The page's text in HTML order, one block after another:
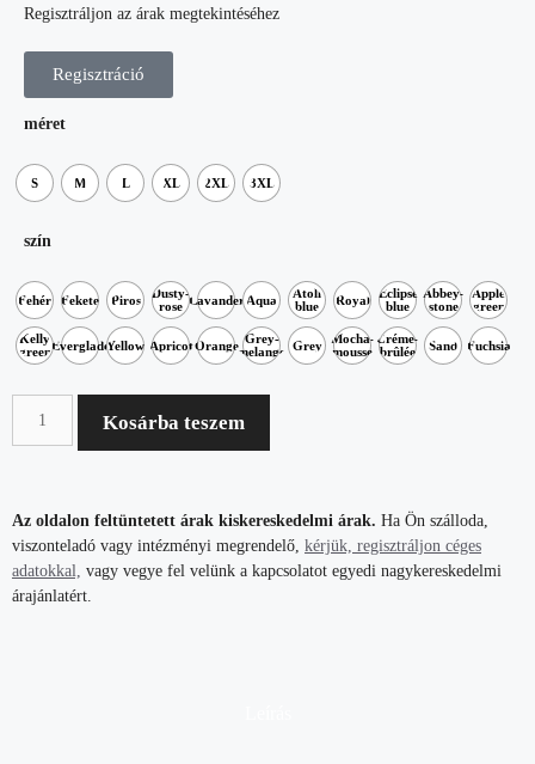
Regisztráljon az árak megtekintéséhez
Regisztráció
méret
S M L XL 2XL 3XL
szín
Fehér Fekete Piros
Dusty-
rose Lavander Aqua
Atoll
blue
Royal
Eclipse
blue
Abbey-
stone
Apple
green
Kelly
greenEvergladeYellow ApricotOrange Grey-
melange Grey
Mocha-
mousse
Créme-
brûlée
Sand Fuchsia
Kosárba teszem
Az oldalon feltüntetett árak kiskereskedelmi árak. Ha Ön szálloda,
viszonteladó vagy intézményi megrendelő, kérjük, regisztráljon céges
adatokkal, vagy vegye fel velünk a kapcsolatot egyedi nagykereskedelmi
árajánlatért.